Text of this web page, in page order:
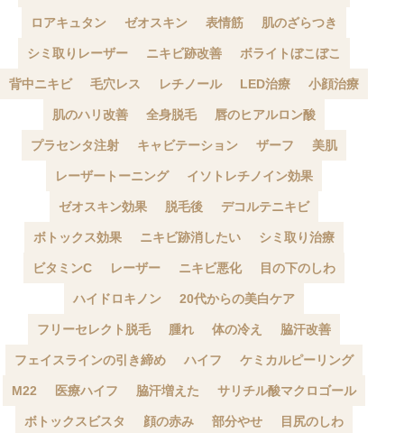
ロアキュタン ゼオスキン 表情筋 肌のざらつき
シミ取りレーザー ニキビ跡改善 ボライトぼこぼこ
背中ニキビ 毛穴レス レチノール LED治療 小顔治療
肌のハリ改善 全身脱毛 唇のヒアルロン酸
プラセンタ注射 キャビテーション ザーフ 美肌
レーザートーニング イソトレチノイン効果
ゼオスキン効果 脱毛後 デコルテニキビ
ボトックス効果 ニキビ跡消したい シミ取り治療
ビタミンC レーザー ニキビ悪化 目の下のしわ
ハイドロキノン 20代からの美白ケア
フリーセレクト脱毛 腫れ 体の冷え 脇汗改善
フェイスラインの引き締め ハイフ ケミカルピーリング
M22 医療ハイフ 脇汗増えた サリチル酸マクロゴール
ボトックスビスタ 顔の赤み 部分やせ 目尻のしわ